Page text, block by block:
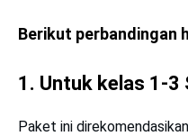
Berikut perbandingan
1. Untuk kelas 1-3
Paket ini